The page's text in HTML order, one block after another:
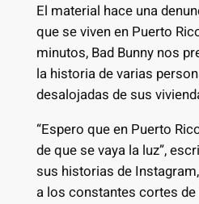
El material hace una
que se viven en Puerto
minutos, Bad Bunny nos
la historia de varias
desalojadas de sus
“Espero que en Puerto
de que se vaya la luz”,
sus historias de
a los constantes cortes de